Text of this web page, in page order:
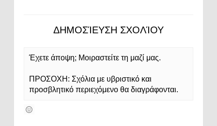
ΔΗΜΟΣΊΕΥΣΗ ΣΧΟΛΊΟΥ
Έχετε άποψη; Μοιραστείτε τη μαζί μας.
ΠΡΟΣΟΧΗ: Σχόλια με υβριστικό και
προσβλητικό περιεχόμενο θα διαγράφονται.